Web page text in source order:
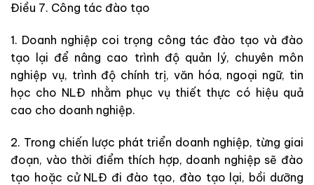
Điều 7. Công tác đào tạo
1. Doanh nghiệp coi trọng công tác đào tạo và đào
tạo lại để nâng cao trình độ quản lý, chuyên môn
nghiệp vụ, trình độ chính trị, văn hóa, ngoại ngữ, tin
học cho NLĐ nhằm phục vụ thiết thực có hiệu quả
cao cho doanh nghiệp.
2. Trong chiến lược phát triển doanh nghiệp, từng giai
đoạn, vào thời điểm thích hợp, doanh nghiệp sẽ đào
tạo hoặc cử NLĐ đi đào tạo, đào tạo lại, bồi dưỡng